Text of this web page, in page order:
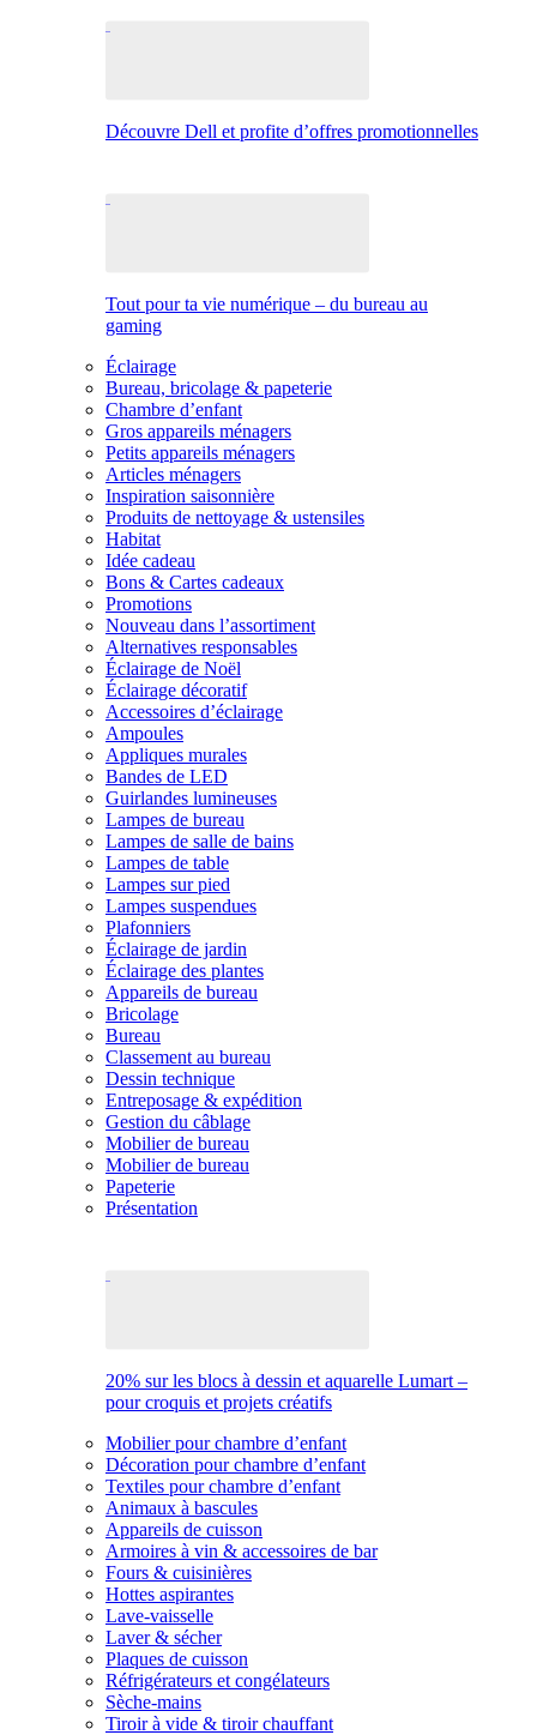
Découvre Dell et profite d’offres promotionnelles
Tout pour ta vie numérique – du bureau au
gaming
Éclairage
Bureau, bricolage & papeterie
Chambre d’enfant
Gros appareils ménagers
Petits appareils ménagers
Articles ménagers
Inspiration saisonnière
Produits de nettoyage & ustensiles
Habitat
Idée cadeau
Bons & Cartes cadeaux
Promotions
Nouveau dans l’assortiment
Alternatives responsables
Éclairage de Noël
Éclairage décoratif
Accessoires d’éclairage
Ampoules
Appliques murales
Bandes de LED
Guirlandes lumineuses
Lampes de bureau
Lampes de salle de bains
Lampes de table
Lampes sur pied
Lampes suspendues
Plafonniers
Éclairage de jardin
Éclairage des plantes
Appareils de bureau
Bricolage
Bureau
Classement au bureau
Dessin technique
Entreposage & expédition
Gestion du câblage
Mobilier de bureau
Mobilier de bureau
Papeterie
Présentation
20% sur les blocs à dessin et aquarelle Lumart –
pour croquis et projets créatifs
Mobilier pour chambre d’enfant
Décoration pour chambre d’enfant
Textiles pour chambre d’enfant
Animaux à bascules
Appareils de cuisson
Armoires à vin & accessoires de bar
Fours & cuisinières
Hottes aspirantes
Lave-vaisselle
Laver & sécher
Plaques de cuisson
Réfrigérateurs et congélateurs
Sèche-mains
Tiroir à vide & tiroir chauffant